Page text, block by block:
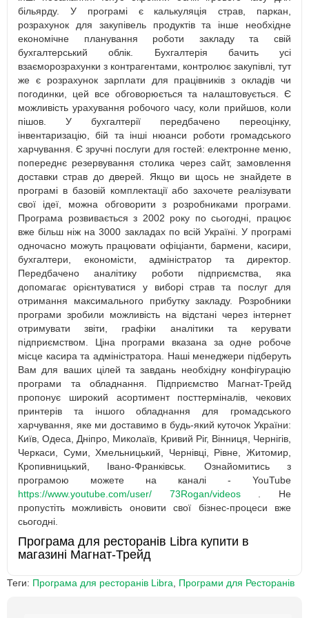
більярду. У програмі є калькуляція страв, паркан,
розрахунок для закупівель продуктів та інше необхідне
економічне планування роботи закладу та свій
бухгалтерський облік. Бухгалтерія бачить усі
взаєморозрахунки з контрагентами, контролює закупівлі, тут
же є розрахунок зарплати для працівників з окладів чи
погодинки, цей все обговорюється та налаштовується. Є
можливість урахування робочого часу, коли прийшов, коли
пішов. У бухгалтерії передбачено переоцінку,
інвентаризацію, бій та інші нюанси роботи громадського
харчування. Є зручні послуги для гостей: електронне меню,
попереднє резервування столика через сайт, замовлення
доставки страв до дверей. Якщо ви щось не знайдете в
програмі в базовій комплектації або захочете реалізувати
свої ідеї, можна обговорити з розробниками програми.
Програма розвивається з 2002 року по сьогодні, працює
вже більш ніж на 3000 закладах по всій Україні. У програмі
одночасно можуть працювати офіціанти, бармени, касири,
бухгалтери, економісти, адміністратор та директор.
Передбачено аналітику роботи підприємства, яка
допомагає орієнтуватися у виборі страв та послуг для
отримання максимального прибутку закладу. Розробники
програми зробили можливість на відстані через інтернет
отримувати звіти, графіки аналітики та керувати
підприємством. Ціна програми вказана за одне робоче
місце касира та адміністратора. Наші менеджери підберуть
Вам для ваших цілей та завдань необхідну конфігурацію
програми та обладнання. Підприємство Магнат-Трейд
пропонує широкий асортимент посттерміналів, чекових
принтерів та іншого обладнання для громадського
харчування, яке ми доставимо в будь-який куточок України:
Київ, Одеса, Дніпро, Миколаїв, Кривий Ріг, Вінниця, Чернігів,
Черкаси, Суми, Хмельницький, Чернівці, Рівне, Житомир,
Кропивницький, Івано-Франківськ. Ознайомитись з
програмою можете на каналі - YouTube
https://www.youtube.com/user/ 73Rogan/videos. Не
пропустіть можливість оновити свої бізнес-процеси вже
сьогодні.
Програма для ресторанів Libra купити в
магазині Магнат-Трейд
Теги: Програма для ресторанів Libra, Програми для Ресторанів